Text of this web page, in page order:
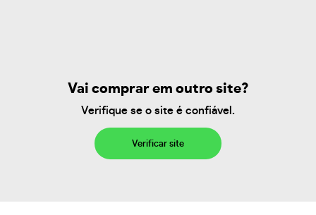
Vai comprar em outro site?
Verifique se o site é confiável.
Verificar site